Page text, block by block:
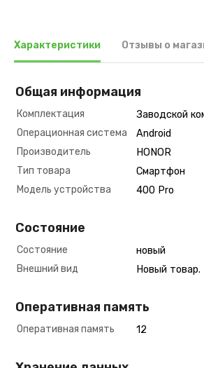
Характеристики Отзывы о
Общая информация
Комплектация
Заводской
Операционная система
Android
Производитель
HONOR
Тип товара
Смартфон
Модель устройства
400 Pro
Состояние
Состояние
новый
Внешний вид
Новый товар.
Оперативная память
Оперативная память 12